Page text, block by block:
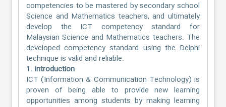
competencies to be mastered by secondary school
Science and Mathematics teachers, and ultimately
develop the ICT competency standard for
Malaysian Science and Mathematics teachers. The
developed competency standard using the Delphi
technique is valid and reliable.
1. Introduction
ICT (Information & Communication Technology) is
proven of being able to provide new learning
opportunities among students by making learning